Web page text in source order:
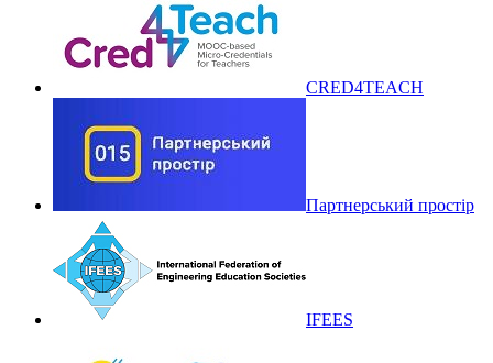
CRED4TEACH
Партнерський простір
IFEES